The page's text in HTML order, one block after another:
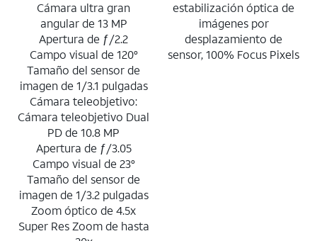
Cámara ultra gran
angular de 13 MP
Apertura de ƒ/2.2
Campo visual de 120°
Tamaño del sensor de
imagen de 1/3.1 pulgadas
Cámara teleobjetivo:
Cámara teleobjetivo Dual
PD de 10.8 MP
Apertura de ƒ/3.05
Campo visual de 23°
Tamaño del sensor de
imagen de 1/3.2 pulgadas
Zoom óptico de 4.5x
Super Res Zoom de hasta
estabilización óptica de
imágenes por
desplazamiento de
sensor, 100% Focus Pixels